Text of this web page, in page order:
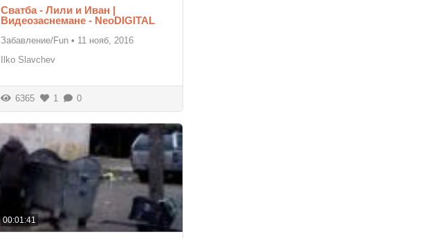
Сватба - Лили и Иван |
Видеозаснемане - NeoDIGITAL
Забавление/Fun • 11 нояб, 2016
Ilko Slavchev
6365 1 0
00:01:41